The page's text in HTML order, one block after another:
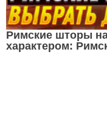
Римские шторы
характером: